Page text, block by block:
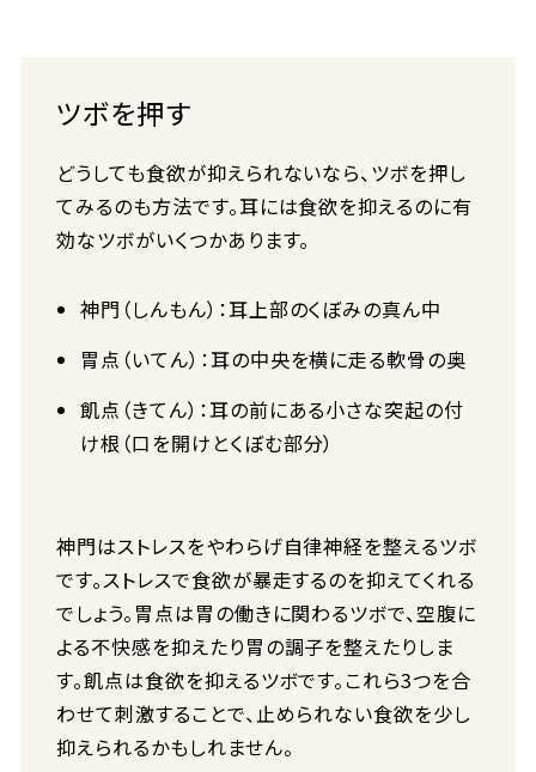
ツボを押す
どうしても食欲が抑えられないなら、ツボを押し
てみるのも方法です。耳には食欲を抑えるのに有
効なツボがいくつかあります。
神門（しんもん）：耳上部のくぼみの真ん中
胃点（いてん）：耳の中央を横に走る軟骨の奥
飢点（きてん）：耳の前にある小さな突起の付
け根（口を開けとくぼむ部分）
神門はストレスをやわらげ自律神経を整えるツボ
です。ストレスで食欲が暴走するのを抑えてくれる
でしょう。胃点は胃の働きに関わるツボで、空腹に
よる不快感を抑えたり胃の調子を整えたりしま
す。飢点は食欲を抑えるツボです。これら3つを合
わせて刺激することで、止められない食欲を少し
抑えられるかもしれません。